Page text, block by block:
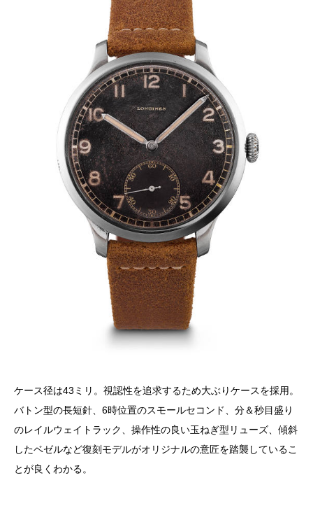
ケース径は43ミリ。視認性を追求するため大ぶりケースを採用。
バトン型の長短針、6時位置のスモールセコンド、分＆秒目盛り
のレイルウェイトラック、操作性の良い玉ねぎ型リューズ、傾斜
したベゼルなど復刻モデルがオリジナルの意匠を踏襲しているこ
とが良くわかる。